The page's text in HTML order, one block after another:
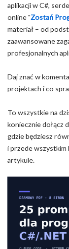
aplikacji w C#,
online "Zostań
materiał – od
zaawansowane
profesjonalnych
Daj znać w
projektach i co
To wszystkie na
koniecznie dołącz
gdzie będziesz
i przede wszystkim
artykule.